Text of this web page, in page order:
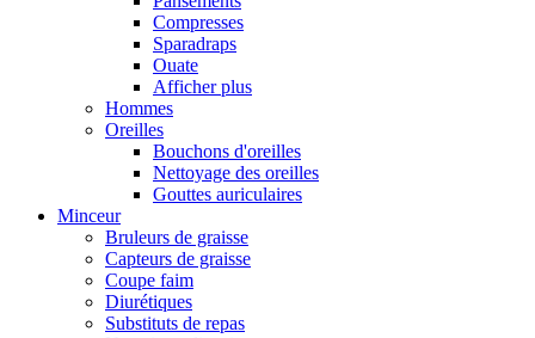
Compresses
Sparadraps
Ouate
Afficher plus
Hommes
Oreilles
Bouchons d'oreilles
Nettoyage des oreilles
Gouttes auriculaires
Minceur
Bruleurs de graisse
Capteurs de graisse
Coupe faim
Diurétiques
Substituts de repas